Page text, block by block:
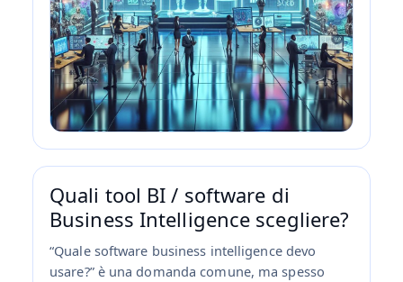
Quali tool BI / software di
Business Intelligence scegliere?
“Quale software business intelligence devo
usare?” è una domanda comune, ma spesso